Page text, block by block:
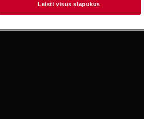
Leisti visus slapukus